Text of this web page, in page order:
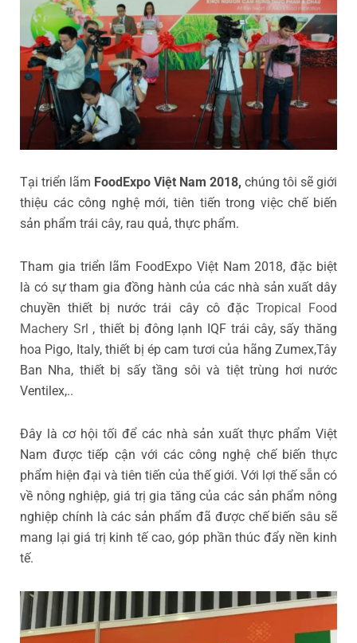
Tại triển lãm FoodExpo Việt Nam 2018, chúng tôi sẽ giới
thiệu các công nghệ mới, tiên tiến trong việc chế biến
sản phẩm trái cây, rau quả, thực phẩm.
Tham gia triển lãm FoodExpo Việt Nam 2018, đặc biệt
là có sự tham gia đồng hành của các nhà sản xuất dây
chuyền thiết bị nước trái cây cô đặc Tropical Food
Machery Srl , thiết bị đông lạnh IQF trái cây, sấy thăng
hoa Pigo, Italy, thiết bị ép cam tươi của hãng Zumex,Tây
Ban Nha, thiết bị sấy tầng sôi và tiệt trùng hơi nước
Ventilex,..
Đây là cơ hội tối để các nhà sản xuất thực phẩm Việt
Nam được tiếp cận với các công nghệ chế biến thực
phẩm hiện đại và tiên tiến của thế giới. Với lợi thế sẵn có
về nông nghiệp, giá trị gia tăng của các sản phẩm nông
nghiệp chính là các sản phẩm đã được chế biến sâu sẽ
mang lại giá trị kinh tế cao, góp phần thúc đẩy nền kinh
tế.